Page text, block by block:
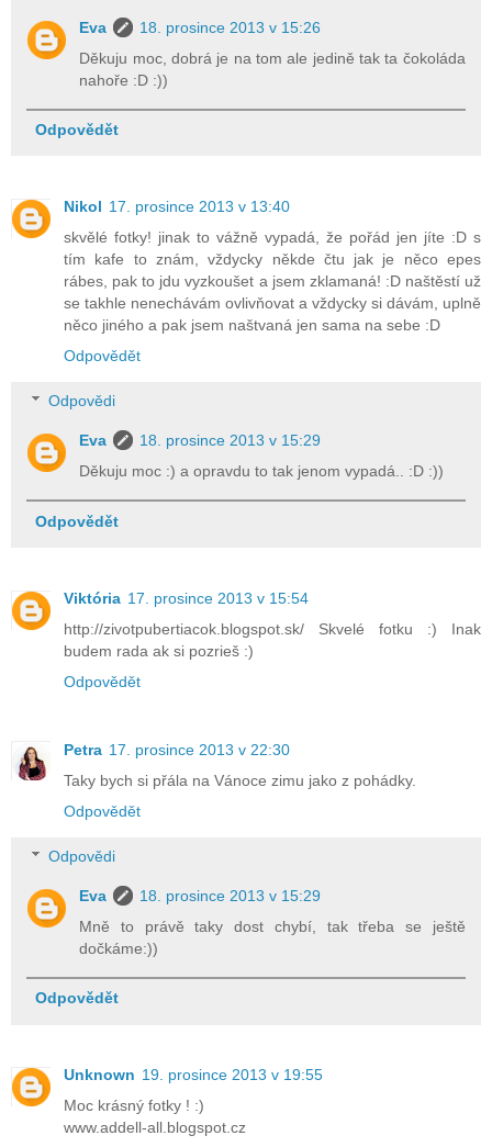
Eva
18. prosince 2013 v 15:26
Děkuju moc, dobrá je na tom ale jedině tak ta čokoláda
nahoře :D :))
Odpovědět
Nikol 17. prosince 2013 v 13:40
skvělé fotky! jinak to vážně vypadá, že pořád jen jíte :D s
tím kafe to znám, vždycky někde čtu jak je něco epes
rábes, pak to jdu vyzkoušet a jsem zklamaná! :D naštěstí už
se takhle nenechávám ovlivňovat a vždycky si dávám, uplně
něco jiného a pak jsem naštvaná jen sama na sebe :D
Odpovědět
Odpovědi
Eva
18. prosince 2013 v 15:29
Děkuju moc :) a opravdu to tak jenom vypadá.. :D :))
Odpovědět
Viktória 17. prosince 2013 v 15:54
http://zivotpubertiacok.blogspot.sk/ Skvelé fotku :) Inak
budem rada ak si pozrieš :)
Odpovědět
Petra 17. prosince 2013 v 22:30
Taky bych si přála na Vánoce zimu jako z pohádky.
Odpovědět
Odpovědi
Eva
18. prosince 2013 v 15:29
Mně to právě taky dost chybí, tak třeba se ještě
dočkáme:))
Odpovědět
Unknown 19. prosince 2013 v 19:55
Moc krásný fotky ! :)
www.addell-all.blogspot.cz